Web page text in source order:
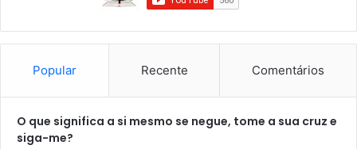
Popular Recente Comentários
O que significa a si mesmo se negue, tome a sua cruz e
siga-me?